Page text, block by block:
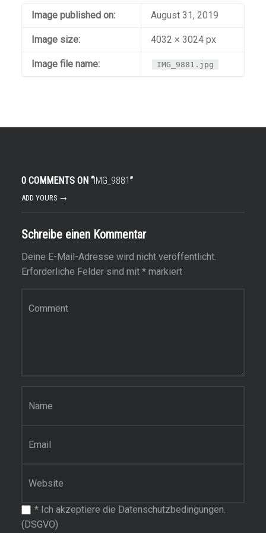
Image published on: August 31, 2019
Image size: 4032 × 3024 px
Image file name: IMG_9881.jpg
0 COMMENTS ON “IMG_9881”
ADD YOURS →
Schreibe einen Kommentar
Deine E-Mail-Adresse wird nicht veröffentlicht.
Erforderliche Felder sind mit *markiert
*Ich akzeptiere die Datenschutzbedingungen.
(DSGVO)